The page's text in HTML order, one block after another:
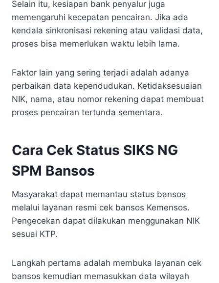
Selain itu, kesiapan bank penyalur juga
memengaruhi kecepatan pencairan. Jika ada
kendala sinkronisasi rekening atau validasi data,
proses bisa memerlukan waktu lebih lama.
Faktor lain yang sering terjadi adalah adanya
perbaikan data kependudukan. Ketidaksesuaian
NIK, nama, atau nomor rekening dapat membuat
proses pencairan tertunda sementara.
Cara Cek Status SIKS NG
SPM Bansos
Masyarakat dapat memantau status bansos
melalui layanan resmi cek bansos Kemensos.
Pengecekan dapat dilakukan menggunakan NIK
sesuai KTP.
Langkah pertama adalah membuka layanan cek
bansos kemudian memasukkan data wilayah